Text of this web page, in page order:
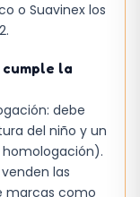
o Suavinex los
cumple la
debe
del niño y un
homologación).
las
marcas como